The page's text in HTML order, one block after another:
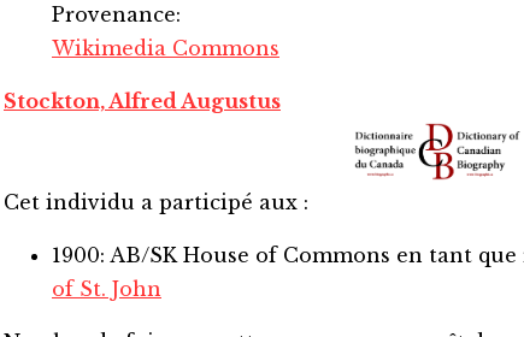
Provenance:
Wikimedia Commons
Stockton, Alfred Augustus
Cet individu a participé aux :
1900: AB/SK House of Commons en tant que
of St. John